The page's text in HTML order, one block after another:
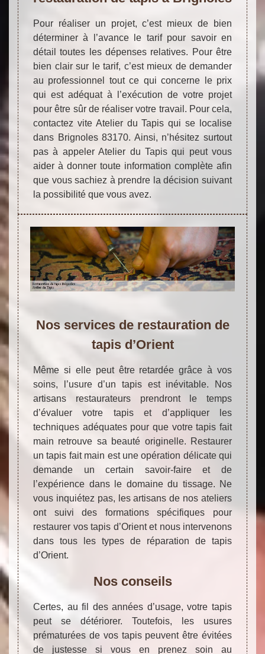
Pour réaliser un projet, c’est mieux de bien
déterminer à l’avance le tarif pour savoir en
détail toutes les dépenses relatives. Pour être
bien clair sur le tarif, c’est mieux de demander
au professionnel tout ce qui concerne le prix
qui est adéquat à l’exécution de votre projet
pour être sûr de réaliser votre travail. Pour cela,
contactez vite Atelier du Tapis qui se localise
dans Brignoles 83170. Ainsi, n’hésitez surtout
pas à appeler Atelier du Tapis qui peut vous
aider à donner toute information complète afin
que vous sachiez à prendre la décision suivant
la possibilité que vous avez.
Nos services de restauration de
tapis d’Orient
Même si elle peut être retardée grâce à vos
soins, l’usure d’un tapis est inévitable. Nos
artisans restaurateurs prendront le temps
d’évaluer votre tapis et d’appliquer les
techniques adéquates pour que votre tapis fait
main retrouve sa beauté originelle. Restaurer
un tapis fait main est une opération délicate qui
demande un certain savoir-faire et de
l’expérience dans le domaine du tissage. Ne
vous inquiétez pas, les artisans de nos ateliers
ont suivi des formations spécifiques pour
restaurer vos tapis d’Orient et nous intervenons
dans tous les types de réparation de tapis
d’Orient.
Nos conseils
Certes, au fil des années d’usage, votre tapis
peut se détériorer. Toutefois, les usures
prématurées de vos tapis peuvent être évitées
de justesse si vous en prenez soin au